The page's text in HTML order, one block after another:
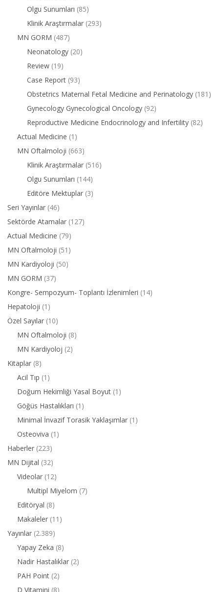
Olgu Sunumları (85)
Klinik Araştırmalar (293)
MN GORM (487)
Neonatology (20)
Review (19)
Case Report (93)
Obstetrics Maternal Fetal Medicine and Perinatology (181)
Gynecology Gynecological Oncology (92)
Reproductive Medicine Endocrinology and Infertility (82)
Actual Medicine (1)
MN Oftalmoloji (663)
Klinik Araştırmalar (516)
Olgu Sunumları (144)
Editöre Mektuplar (3)
Seri Yayınlar (46)
Sektörde Atamalar (127)
Actual Medicine (79)
MN Oftalmoloji (51)
MN Kardiyoloji (50)
MN GORM (37)
Kongre- Sempozyum- Toplantı İzlenimleri (14)
Hepatoloji (1)
Özel Sayılar (10)
MN Oftalmoloji (8)
MN Kardiyoloj (2)
Kitaplar (8)
Acil Tıp (1)
Doğum Hekimliği Yasal Boyut (1)
Göğüs Hastalıkları (1)
Minimal İnvazif Torasik Yaklaşımlar (1)
Osteoviva (1)
Haberler (223)
MN Dijital (32)
Videolar (12)
Multipl Miyelom (7)
Editöryal (8)
Makaleler (11)
Yayınlar (2.389)
Yapay Zeka (8)
Nadir Hastalıklar (2)
PAH Point (2)
D Vitamini (8)